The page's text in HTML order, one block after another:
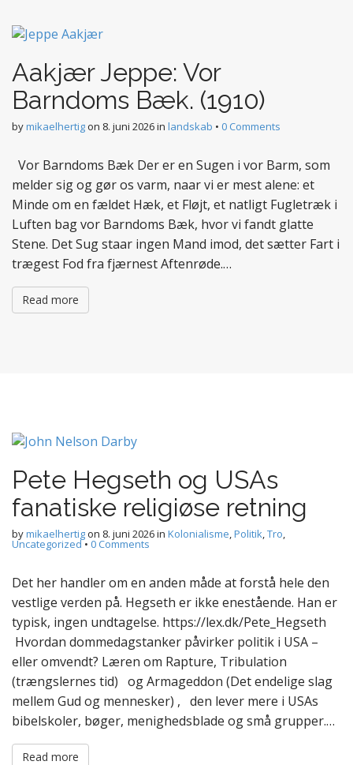
Aakjær Jeppe: Vor
Barndoms Bæk. (1910)
bymikaelhertigon 8. juni 2026in landskab • 0 Comments
Vor Barndoms Bæk Der er en Sugen i vor Barm, som
melder sig og gør os varm, naar vi er mest alene: et
Minde om en fældet Hæk, et Fløjt, et natligt Fugletræk i
Luften bag vor Barndoms Bæk, hvor vi fandt glatte
Stene. Det Sug staar ingen Mand imod, det sætter Fart i
trægest Fod fra fjærnest Aftenrøde.…
Read more
Pete Hegseth og USAs
fanatiske religiøse retning
bymikaelhertigon 8. juni 2026in Kolonialisme,Politik,Tro,
Uncategorized• 0 Comments
Det her handler om en anden måde at forstå hele den
vestlige verden på. Hegseth er ikke enestående. Han er
typisk, ingen undtagelse. https://lex.dk/Pete_Hegseth
Hvordan dommedagstanker påvirker politik i USA –
eller omvendt? Læren om Rapture, Tribulation
(trængslernes tid) og Armageddon (Det endelige slag
mellem Gud og mennesker) , den lever mere i USAs
bibelskoler, bøger, menighedsblade og små grupper.…
Read more